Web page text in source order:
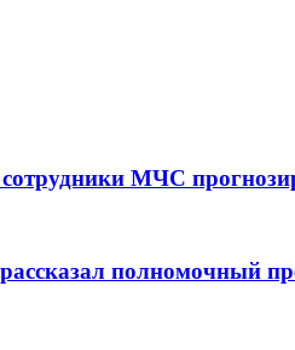
МЧС
полномочный